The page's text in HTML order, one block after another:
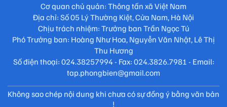
Cơ quan chủ quản: Thông tấn xã Việt Nam
Địa chỉ: Số 05 Lý Thường Kiệt, Cửa Nam, Hà Nội
Chịu trách nhiệm: Trưởng ban Trần Ngọc Tú
Phó Trưởng ban: Hoàng Như Hoa, Nguyễn Văn Nhật, Lê Thị
Thu Hương
Số điện thoại: 024.38257994 - Fax: 024.3826.7981 - Email:
tap.phongbien@gmail.com
Không sao chép nội dung khi chưa có sự đồng ý bằng văn bản
!